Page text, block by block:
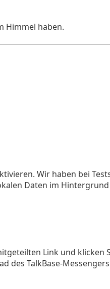
Himmel haben.
Wir haben bei
Daten im
Link und klicken
des TalkBase-